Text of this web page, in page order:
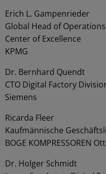
Erich L. Gampenrieder
Global Head of
Center of Excellence
KPMG
Dr. Bernhard Quendt
CTO Digital Factory
Siemens
Ricarda Fleer
Kaufmännische
BOGE KOMPRESSOREN
Dr. Holger Schmidt